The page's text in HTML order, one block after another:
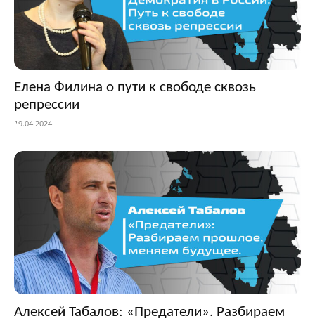
Елена Филина о пути к свободе сквозь
репрессии
19.04.2024
Алексей Табалов: «Предатели». Разбираем